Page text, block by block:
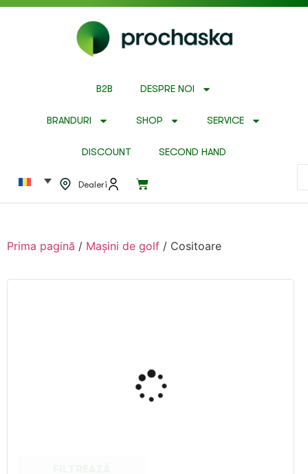
B2B DESPRE NOI
BRANDURI SHOP SERVICE
DISCOUNT SECOND HAND
Dealeri
Prima pagină / Mașini de golf / Cositoare